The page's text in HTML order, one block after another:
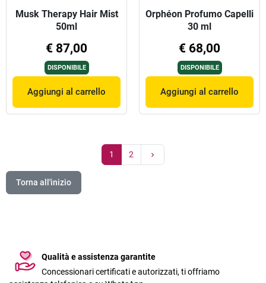
Musk Therapy Hair Mist
50ml
€ 87,00
DISPONIBILE
Aggiungi al carrello
Orphéon Profumo Capelli
30 ml
€ 68,00
DISPONIBILE
Aggiungi al carrello
1 2
Torna all'inizio
Qualità e assistenza garantite
Concessionari certificati e autorizzati, ti offriamo